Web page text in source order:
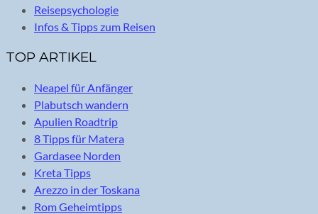
Reisepsychologie
Infos & Tipps zum Reisen
TOP ARTIKEL
Neapel für Anfänger
Plabutsch wandern
Apulien Roadtrip
8 Tipps für Matera
Gardasee Norden
Kreta Tipps
Arezzo in der Toskana
Rom Geheimtipps